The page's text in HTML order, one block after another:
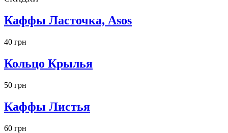
Каффы Ласточка, Asos
40 грн
Кольцо Крылья
50 грн
Каффы Листья
60 грн